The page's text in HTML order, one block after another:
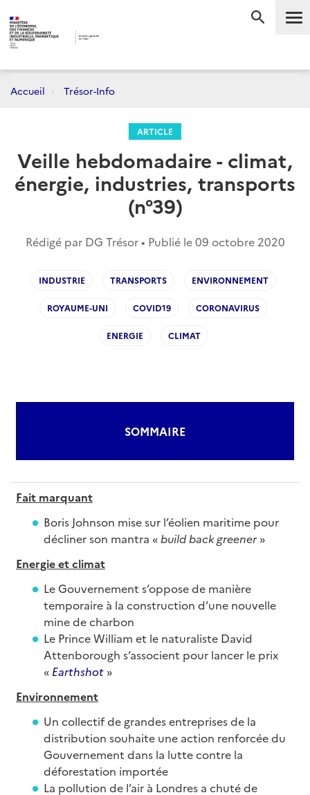
Accueil Trésor-Info
ARTICLE
Veille hebdomadaire - climat,
énergie, industries, transports
(n°39)
Rédigé par DG Trésor • Publié le09 octobre 2020
INDUSTRIE TRANSPORTS ENVIRONNEMENT
ROYAUME-UNI COVID19 CORONAVIRUS
ENERGIE CLIMAT
SOMMAIRE
Fait marquant
Boris Johnson mise sur l’éolien maritime pour
décliner son mantra « build back greener»
Energie et climat
Le Gouvernement s’oppose de manière
temporaire à la construction d’une nouvelle
mine de charbon
Le Prince William et le naturaliste David
Attenborough s’associent pour lancer le prix
« Earthshot »
Environnement
Un collectif de grandes entreprises de la
distribution souhaite une action renforcée du
Gouvernement dans la lutte contre la
déforestation importée
La pollution de l’air à Londres a chuté de